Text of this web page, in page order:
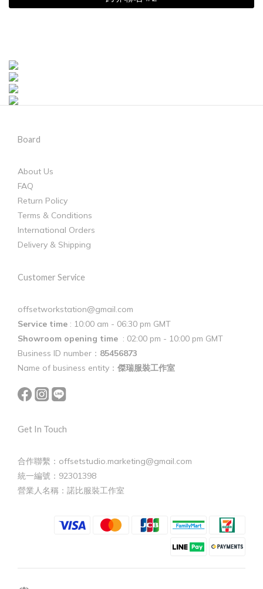
Board
About Us
FAQ
Return Policy
Terms & Conditions
International Orders
Delivery & Shipping
Customer Service
offsetworkstation@gmail.com
Service time : 10:00 am - 06:30 pm GMT
Showroom opening time : 02:00 pm - 10:00 pm GMT
Business ID number： 85456873
Name of business entity： 傑瑞服裝工作室
Get In Touch
合作聯繫：offsetstudio.marketing@gmail.com
統一編號：92301398
營業人名稱：諾比服裝工作室